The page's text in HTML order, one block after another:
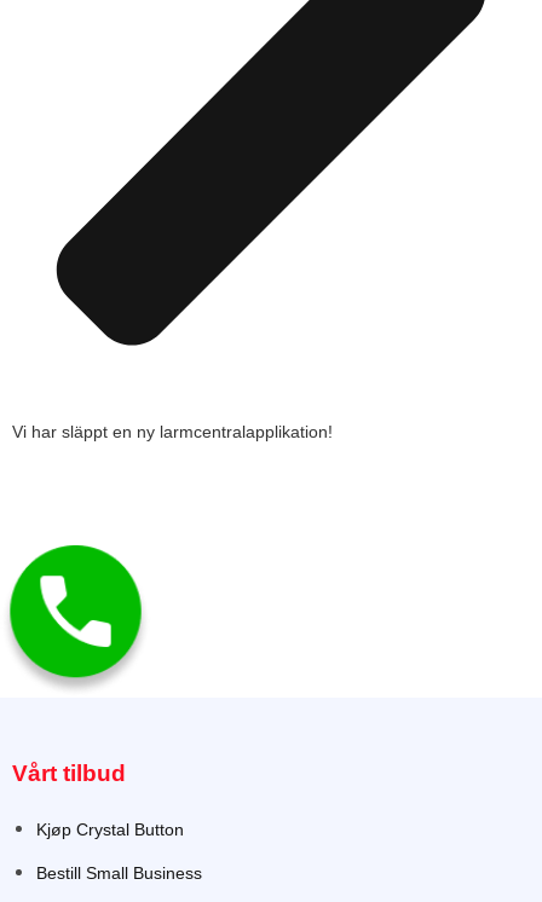
Vi har släppt en ny larmcentralapplikation!
Vårt tilbud
Kjøp Crystal Button
Bestill Small Business